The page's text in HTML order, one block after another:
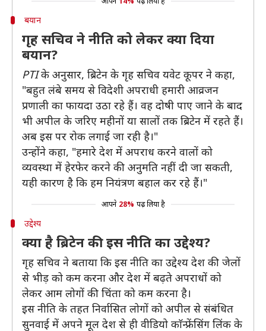
बयान
गृह सचिव ने नीति को लेकर क्या दिया
बयान?
PTIके अनुसार, ब्रिटेन के गृह सचिव यवेट कूपर ने कहा,
"बहुत लंबे समय से विदेशी अपराधी हमारी आव्रजन
प्रणाली का फायदा उठा रहे हैं। वह दोषी पाए जाने के बाद
भी अपील के जरिए महीनों या सालों तक ब्रिटेन में रहते हैं।
अब इस पर रोक लगाई जा रही है।"
उन्होंने कहा, "हमारे देश में अपराध करने वालों को
व्यवस्था में हेरफेर करने की अनुमति नहीं दी जा सकती,
यही कारण है कि हम नियंत्रण बहाल कर रहे हैं।"
आपने 28% पढ़ लिया है
उद्देश्य
क्या है ब्रिटेन की इस नीति का उद्देश्य?
गृह सचिव ने बताया कि इस नीति का उद्देश्य देश की जेलों
से भीड़ को कम करना और देश में बढ़ते अपराधों को
लेकर आम लोगों की चिंता को कम करना है।
इस नीति के तहत निर्वासित लोगों को अपील से संबंधित
सुनवाई में अपने मूल देश से ही वीडियो काॅन्फ्रेंसिंग लिंक के